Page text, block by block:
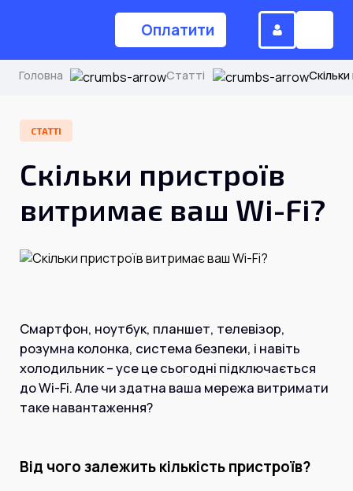
Оплатити
Акції
Інтернет
Інтернет+ТБ
Телебачення
Домофонія
Відеонагляд
Про нас
Для дому
Для бізнесу
Замовити дзвінок
Головна Статті
СТАТТІ
Скільки пристроїв
витримає ваш Wi-Fi?
Смартфон, ноутбук, планшет, телевізор,
розумна колонка, система безпеки, і навіть
холодильник – усе це сьогодні підключається
до Wi-Fi. Але чи здатна ваша мережа витримати
таке навантаження?
Від чого залежить кількість пристроїв?